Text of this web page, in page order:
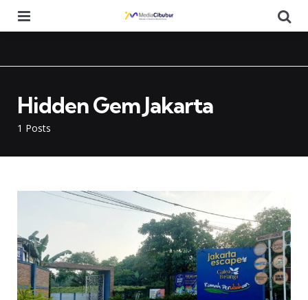
1 Posts
Hidden Gem Jakarta